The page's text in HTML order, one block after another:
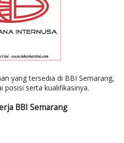
yang tersedia di BBI Semarang,
posisi serta kualifikasinya.
BBI Semarang